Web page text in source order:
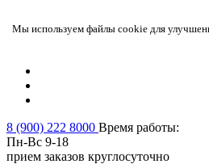
Мы используем файлы cookie для
8 (900) 222 8000 Время работы:
Пн-Вс 9-18
прием заказов круглосуточно